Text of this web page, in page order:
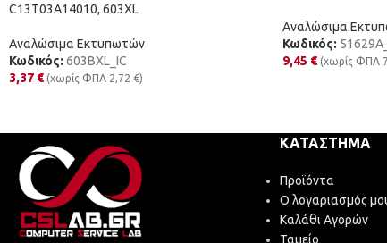
C13T03A14010, 603XL
Αναλώσιμα Εκτυπωτών
Κωδικός: 603BXL_IC
3,37 € (χωρίς ΦΠΑ 2,72 €)
Αναλώσιμα
Κωδικός:
9,45 € (χωρίς ΦΠΑ
ΚΑΤΆΣΤΗΜΑ
Προϊόντα
Ο λογαριασμός
Καλάθι Αγορών
Ταμείο